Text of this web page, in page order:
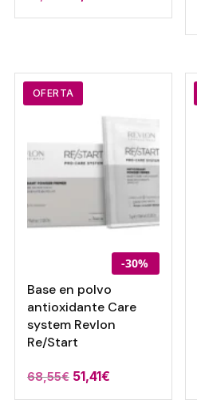
OFERTA
-30%
Base en polvo
antioxidante Care
system Revlon
Re/Start
68,55€ 51,41€